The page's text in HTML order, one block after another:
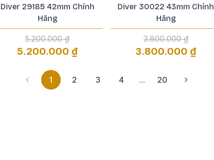
Diver 29185 42mm Chính
Hãng
5.200.000 ₫
5.200.000 ₫
Diver 30022 43mm Chính
Hãng
3.800.000 ₫
3.800.000 ₫
1 2 3 4 ... 20